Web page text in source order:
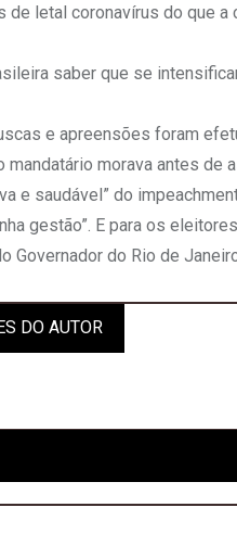
letal coronavírus do que a
saber que se
e apreensões foram
morava antes de
e saudável” do
gestão”. E para os
Governador do Rio de
DO AUTOR